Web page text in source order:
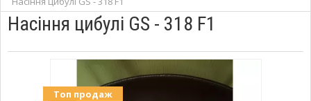
Насіння цибулі GS - 318 F1
Топ продаж